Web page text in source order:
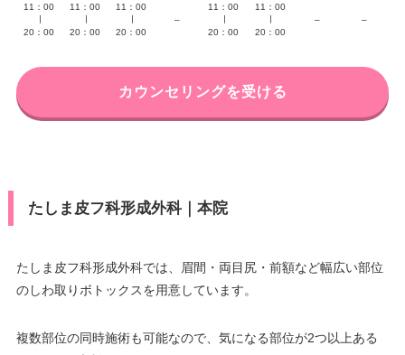
11：00
20：00
11：00
20：00
11：00
20：00
–
11：00
20：00
11：00
20：00
– –
カウンセリングを受ける
たしま皮フ科形成外科｜本院
たしま皮フ科形成外科では、眉間・両目尻・前額など幅広い部位
のしわ取りボトックスを用意しています。
複数部位の同時施術も可能なので、気になる部位が2つ以上ある